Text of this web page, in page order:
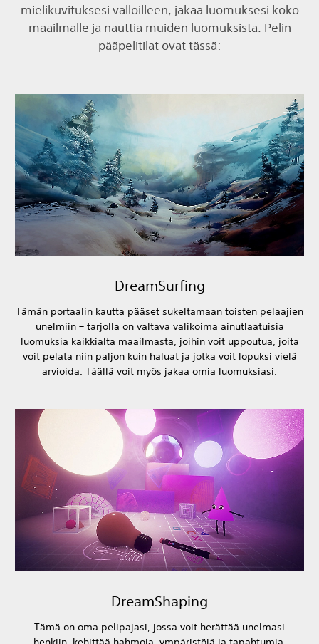
mielikuvituksesi valloilleen, jakaa luomuksesi koko
maailmalle ja nauttia muiden luomuksista. Pelin
pääpelitilat ovat tässä:
DreamSurfing
Tämän portaalin kautta pääset sukeltamaan toisten pelaajien
unelmiin – tarjolla on valtava valikoima ainutlaatuisia
luomuksia kaikkialta maailmasta, joihin voit uppoutua, joita
voit pelata niin paljon kuin haluat ja jotka voit lopuksi vielä
arvioida. Täällä voit myös jakaa omia luomuksiasi.
DreamShaping
Tämä on oma pelipajasi, jossa voit herättää unelmasi